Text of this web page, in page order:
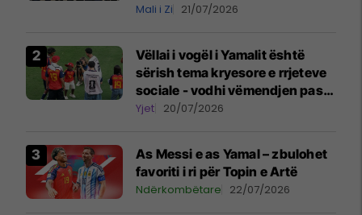
Mali i Zi 21/07/2026
Vëllai i vogël i Yamalit është
sërish tema kryesore e rrjeteve
sociale - vodhi vëmendjen pas
finales së Kupës së Botës
Yjet 20/07/2026
As Messi e as Yamal – zbulohet
favoriti i ri për Topin e Artë
Ndërkombëtare 22/07/2026